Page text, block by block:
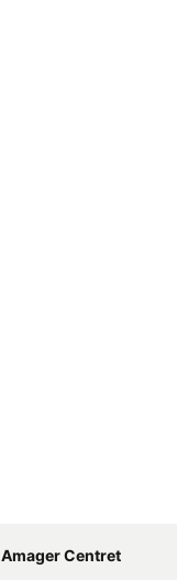
Amager Centret